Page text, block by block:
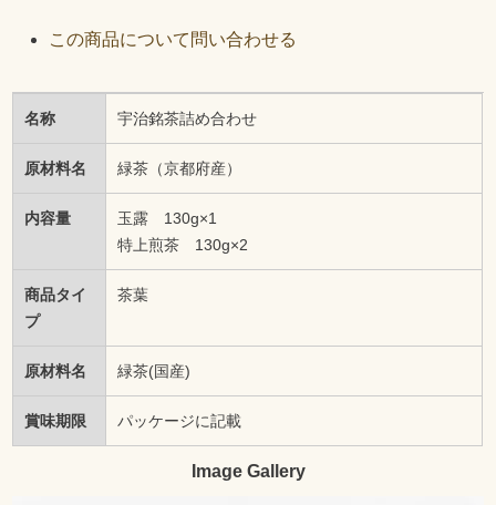
この商品について問い合わせる
名称 宇治銘茶詰め合わせ
原材料名 緑茶（京都府産）
内容量
玉露 130g×1
特上煎茶 130g×2
商品タイ
プ
茶葉
原材料名 緑茶(国産)
賞味期限 パッケージに記載
Image Gallery